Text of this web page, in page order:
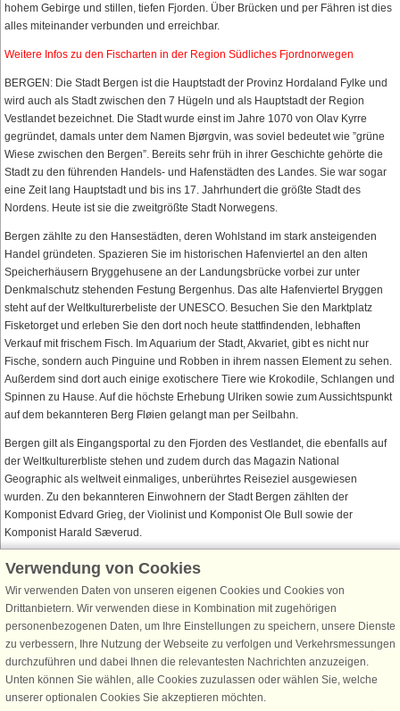
hohem Gebirge und stillen, tiefen Fjorden. Über Brücken und per Fähren ist dies
alles miteinander verbunden und erreichbar.
Weitere Infos zu den Fischarten in der Region Südliches Fjordnorwegen
BERGEN: Die Stadt Bergen ist die Hauptstadt der Provinz Hordaland Fylke und
wird auch als Stadt zwischen den 7 Hügeln und als Hauptstadt der Region
Vestlandet bezeichnet. Die Stadt wurde einst im Jahre 1070 von Olav Kyrre
gegründet, damals unter dem Namen Bjørgvin, was soviel bedeutet wie ”grüne
Wiese zwischen den Bergen”. Bereits sehr früh in ihrer Geschichte gehörte die
Stadt zu den führenden Handels- und Hafenstädten des Landes. Sie war sogar
eine Zeit lang Hauptstadt und bis ins 17. Jahrhundert die größte Stadt des
Nordens. Heute ist sie die zweitgrößte Stadt Norwegens.
Bergen zählte zu den Hansestädten, deren Wohlstand im stark ansteigenden
Handel gründeten. Spazieren Sie im historischen Hafenviertel an den alten
Speicherhäusern Bryggehusene an der Landungsbrücke vorbei zur unter
Denkmalschutz stehenden Festung Bergenhus. Das alte Hafenviertel Bryggen
steht auf der Weltkulturerbeliste der UNESCO. Besuchen Sie den Marktplatz
Fisketorget und erleben Sie den dort noch heute stattfindenden, lebhaften
Verkauf mit frischem Fisch. Im Aquarium der Stadt, Akvariet, gibt es nicht nur
Fische, sondern auch Pinguine und Robben in ihrem nassen Element zu sehen.
Außerdem sind dort auch einige exotischere Tiere wie Krokodile, Schlangen und
Spinnen zu Hause. Auf die höchste Erhebung Ulriken sowie zum Aussichtspunkt
auf dem bekannteren Berg Fløien gelangt man per Seilbahn.
Bergen gilt als Eingangsportal zu den Fjorden des Vestlandet, die ebenfalls auf
der Weltkulturerbliste stehen und zudem durch das Magazin National
Geographic als weltweit einmaliges, unberührtes Reiseziel ausgewiesen
wurden. Zu den bekannteren Einwohnern der Stadt Bergen zählten der
Komponist Edvard Grieg, der Violinist und Komponist Ole Bull sowie der
Komponist Harald Sæverud.
Schließen Sie sich 100.000 Ferienhaus-Fans an
Erhalten Sie einen Willkommensgutschein von 25 €für Ihren nächsten
Ferienhausurlaub - melden Sie sich einfach für den DanCenter Newsletter
an. Verpassen Sie nie wieder exklusive Angebote, Gewinnspiele und
Urlaubstipps!
Verwendung von Cookies
Wir verwenden Daten von unseren eigenen Cookies und Cookies von
Drittanbietern. Wir verwenden diese in Kombination mit zugehörigen
personenbezogenen Daten, um Ihre Einstellungen zu speichern, unsere Dienste
zu verbessern, Ihre Nutzung der Webseite zu verfolgen und Verkehrsmessungen
durchzuführen und dabei Ihnen die relevantesten Nachrichten anzuzeigen.
Unten können Sie wählen, alle Cookies zuzulassen oder wählen Sie, welche
unserer optionalen Cookies Sie akzeptieren möchten.